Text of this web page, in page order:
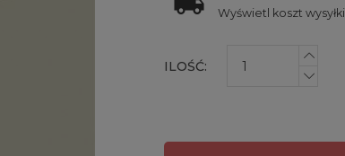
Wyświetl koszt wysyłki
ILOŚĆ: